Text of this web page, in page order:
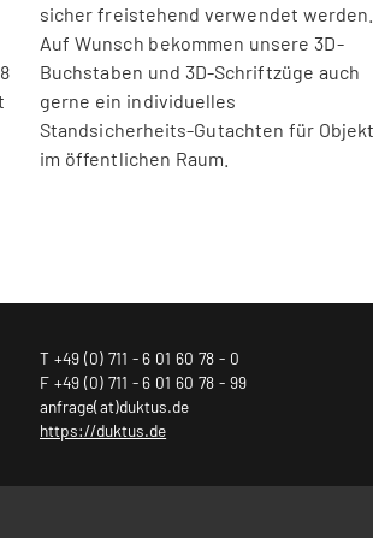
sicher freistehend verwendet werden.
Auf Wunsch bekommen unsere 3D-
Buchstaben und 3D-Schriftzüge auch
gerne ein individuelles
Standsicherheits-Gutachten für
im öffentlichen Raum.
T +49 (0) 711 - 6 01 60 78 - 0
F +49 (0) 711 - 6 01 60 78 - 99
anfrage(at)duktus.de
https://duktus.de